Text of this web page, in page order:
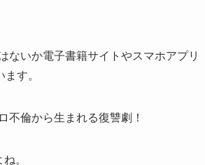
ないか電子書籍サイトやスマホアプリ
す。
不倫から生まれる復讐劇！
。